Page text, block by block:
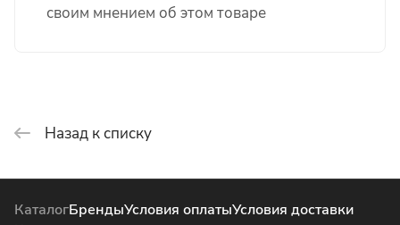
своим мнением об этом товаре
Назад к списку
КаталогБрендыУсловия оплатыУсловия доставки